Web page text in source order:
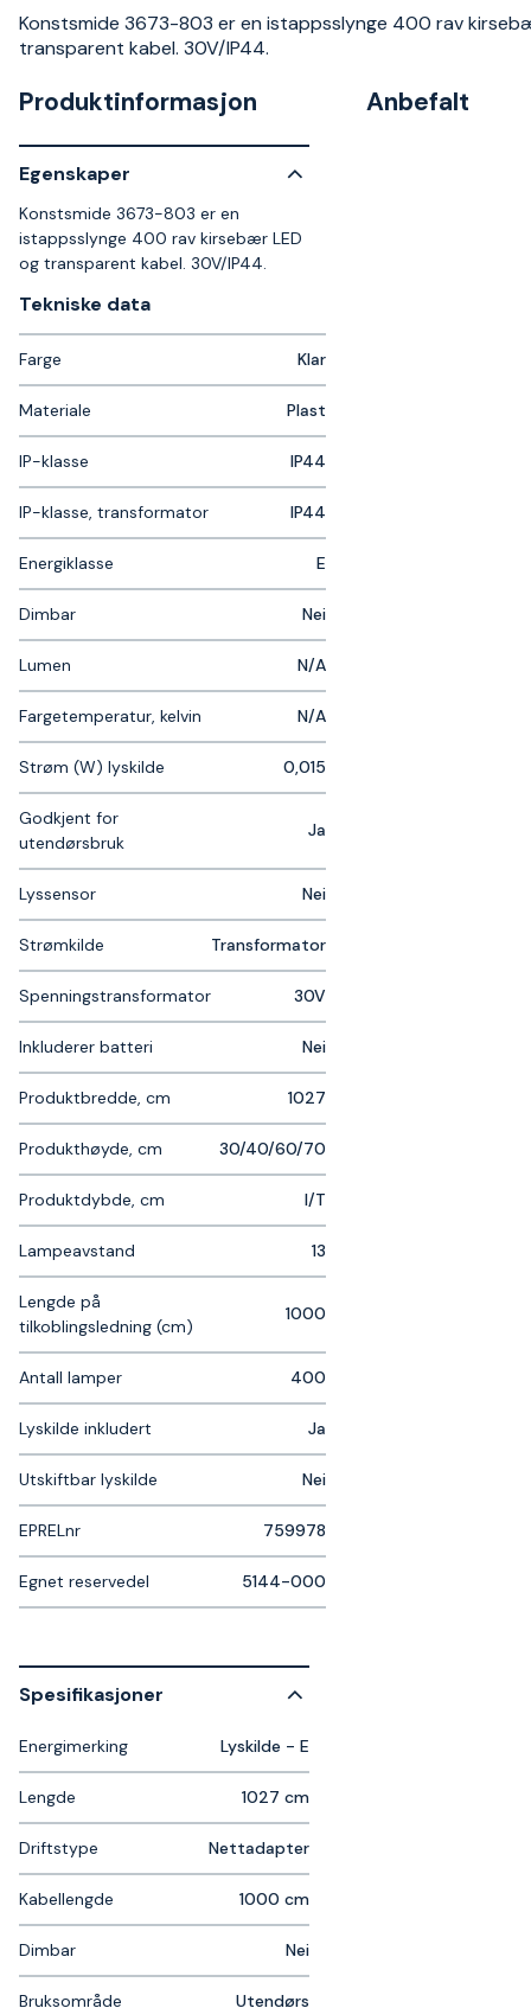
Konstsmide 3673-803 er en istappsslynge 400 rav
transparent kabel. 30V/IP44.
Produktinformasjon
Egenskaper
Konstsmide 3673-803 er en
istappsslynge 400 rav kirsebær LED
og transparent kabel. 30V/IP44.
Tekniske data​
Farge Klar
Materiale Plast
IP-klasse IP44
IP-klasse, transformator IP44
Energiklasse E
Dimbar Nei
Lumen N/A
Fargetemperatur, kelvin N/A
Strøm (W) lyskilde 0,015
Godkjent for
utendørsbruk
Ja
Lyssensor Nei
Strømkilde Transformator
Spenningstransformator 30V
Inkluderer batteri Nei
Produktbredde, cm 1027
Produkthøyde, cm 30/40/60/70
Produktdybde, cm I/T
Lampeavstand 13
Lengde på
tilkoblingsledning (cm)
1000
Antall lamper 400
Lyskilde inkludert Ja
Utskiftbar lyskilde Nei
EPRELnr 759978
Egnet reservedel 5144-000
Spesifikasjoner
Energimerking Lyskilde - E
Lengde 1027 cm
Driftstype Nettadapter
Kabellengde 1000 cm
Dimbar Nei
Bruksområde Utendørs
Anbefalt